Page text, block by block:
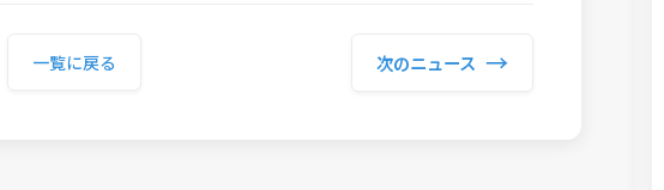
一覧に戻る 次のニュース →